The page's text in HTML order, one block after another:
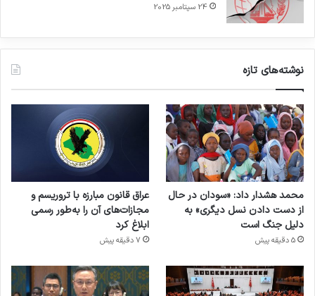
24 سپتامبر 2025
نوشته‌های تازه
محمد هشدار داد: «سودان در حال
از دست دادن نسل دیگری» به
دلیل جنگ است
5 دقیقه پیش
عراق قانون مبارزه با تروریسم و
مجازات‌های آن را به‌طور رسمی
ابلاغ کرد
7 دقیقه پیش